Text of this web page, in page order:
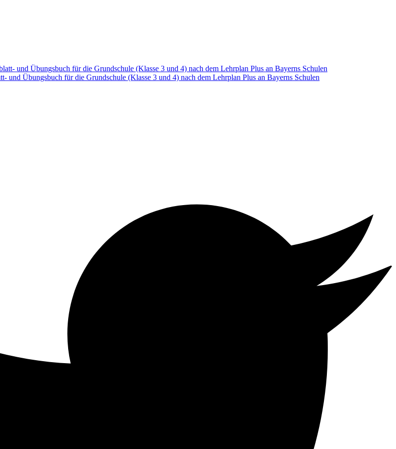
und Übungsbuch für die Grundschule (Klasse 3 und 4) nach dem Lehrplan Plus an Bayerns Schulen